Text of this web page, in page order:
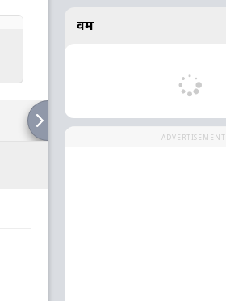
वर्म
ADVERTISEMENT